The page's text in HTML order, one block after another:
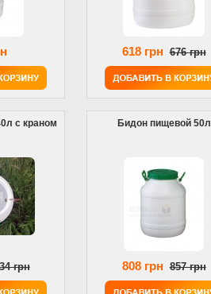
618 грн 676 грн
с краном
грн
Бидон пищевой 50л
808 грн 857 грн